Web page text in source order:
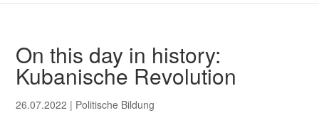
On this day in history:
Kubanische Revolution
26.07.2022 | Politische Bildung